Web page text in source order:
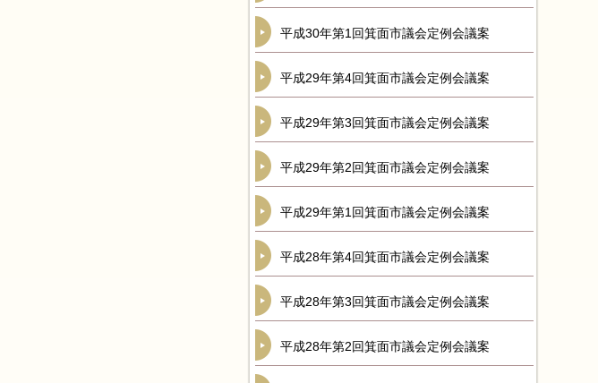
平成30年第1回箕面市議会定例会議案
平成29年第4回箕面市議会定例会議案
平成29年第3回箕面市議会定例会議案
平成29年第2回箕面市議会定例会議案
平成29年第1回箕面市議会定例会議案
平成28年第4回箕面市議会定例会議案
平成28年第3回箕面市議会定例会議案
平成28年第2回箕面市議会定例会議案